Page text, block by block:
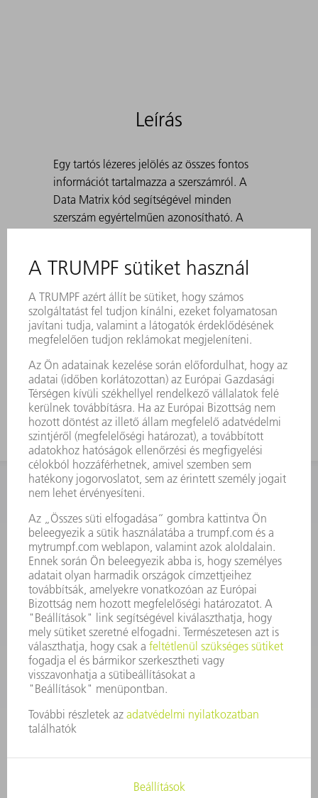
Leírás
Egy tartós lézeres jelölés az összes fontos
információt tartalmazza a szerszámról. A
Data Matrix kód segítségével minden
szerszám egyértelműen azonosítható. A
valamint előhajlításnál a korcoláshoz.
sugárral rendelkező kivitel A 30°-os
matricákkal történő hegyes hajlítások
létrehozásánál előfordulhat, hogy a hajlított
lemez beszorul a matricába. A TRUMPF
kilökő segédeszközök megoldják ezt a
problémát.
KAPCSOLAT
Szerszám
3628576045
08.00 - 16.30
szerszam@hu.trumpf.com
KAPCSOLAT
Alkatrész
3628576035
08.00 - 16.30
alkatresz@hu.trumpf.com